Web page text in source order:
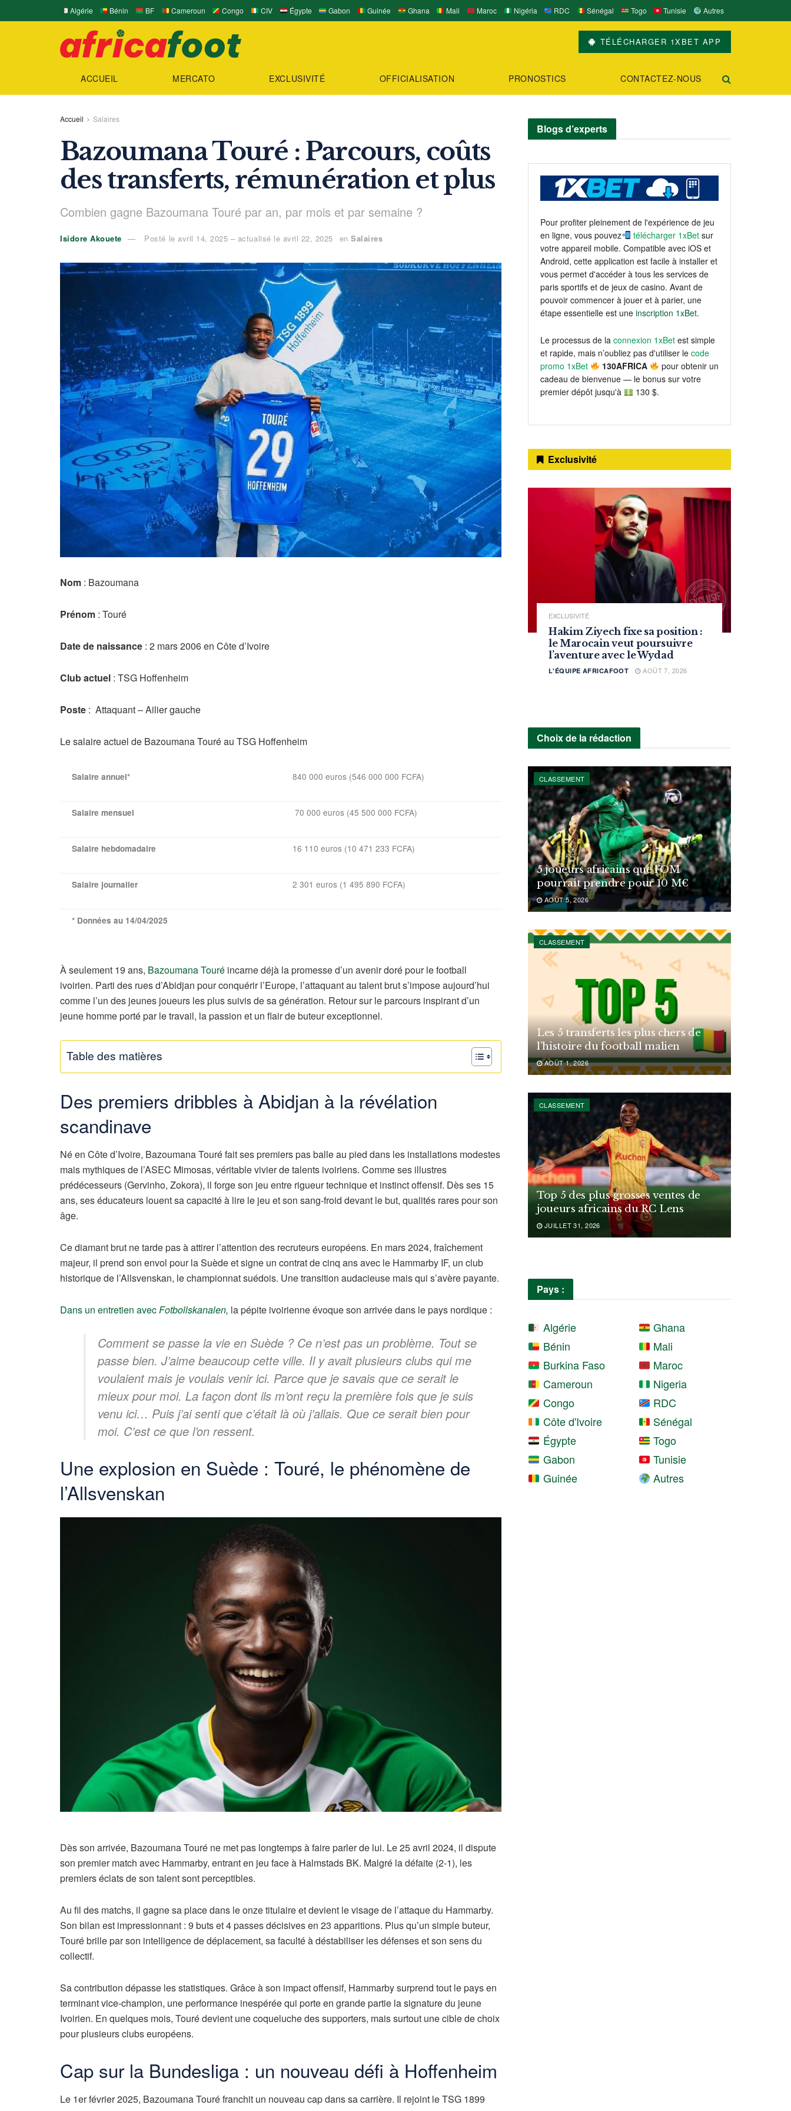
Algérie Bénin BF Cameroun Congo CIV Égypte Gabon Guinée Ghana Mali Maroc Nigéria RDC Sénégal Togo Tunisie Autres
TÉLÉCHARGER 1XBET APP
ACCUEIL MERCATO EXCLUSIVITÉ OFFICIALISATION PRONOSTICS CONTACTEZ-NOUS
Accueil Salaires
Bazoumana Touré : Parcours, coûts
des transferts, rémunération et plus
Combien gagne Bazoumana Touré par an, par mois et par semaine ?
Isidore Akouete Posté le avril 14, 2025 – actualisé le avril 22, 2025 en Salaires
Nom : Bazoumana
Prénom : Touré
Date de naissance : 2 mars 2006 en Côte d’Ivoire
Club actuel : TSG Hoffenheim
Poste : Attaquant – Ailier gauche
Le salaire actuel de Bazoumana Touré au TSG Hoffenheim
Salaire annuel* 840 000 euros (546 000 000 FCFA)
Salaire mensuel 70 000 euros (45 500 000 FCFA)
Salaire hebdomadaire 16 110 euros (10 471 233 FCFA)
Salaire journalier 2 301 euros (1 495 890 FCFA)
* Données au 14/04/2025
À seulement 19 ans, Bazoumana Touré incarne déjà la promesse d’un avenir doré pour le football
ivoirien. Parti des rues d’Abidjan pour conquérir l’Europe, l’attaquant au talent brut s’impose aujourd’hui
comme l’un des jeunes joueurs les plus suivis de sa génération. Retour sur le parcours inspirant d’un
jeune homme porté par le travail, la passion et un flair de buteur exceptionnel.
Table des matières
Des premiers dribbles à Abidjan à la révélation
scandinave
Né en Côte d’Ivoire, Bazoumana Touré fait ses premiers pas balle au pied dans les installations modestes
mais mythiques de l’ASEC Mimosas, véritable vivier de talents ivoiriens. Comme ses illustres
prédécesseurs (Gervinho, Zokora), il forge son jeu entre rigueur technique et instinct offensif. Dès ses 15
ans, ses éducateurs louent sa capacité à lire le jeu et son sang-froid devant le but, qualités rares pour son
âge.
Ce diamant brut ne tarde pas à attirer l’attention des recruteurs européens. En mars 2024, fraîchement
majeur, il prend son envol pour la Suède et signe un contrat de cinq ans avec le Hammarby IF, un club
historique de l’Allsvenskan, le championnat suédois. Une transition audacieuse mais qui s’avère payante.
Dans un entretien avecFotbollskanalen, la pépite ivoirienne évoque son arrivée dans le pays nordique :
Comment se passe la vie en Suède ? Ce n’est pas un problème. Tout se
passe bien. J’aime beaucoup cette ville. Il y avait plusieurs clubs qui me
voulaient mais je voulais venir ici. Parce que je savais que ce serait le
mieux pour moi. La façon dont ils m’ont reçu la première fois que je suis
venu ici… Puis j’ai senti que c’était là où j’allais. Que ce serait bien pour
moi. C’est ce que l’on ressent.
Une explosion en Suède : Touré, le phénomène de
l’Allsvenskan
Dès son arrivée, Bazoumana Touré ne met pas longtemps à faire parler de lui. Le 25 avril 2024, il dispute
son premier match avec Hammarby, entrant en jeu face à Halmstads BK. Malgré la défaite (2-1), les
premiers éclats de son talent sont perceptibles.
Au fil des matchs, il gagne sa place dans le onze titulaire et devient le visage de l’attaque du Hammarby.
Son bilan est impressionnant : 9 buts et 4 passes décisives en 23 apparitions. Plus qu’un simple buteur,
Touré brille par son intelligence de déplacement, sa faculté à déstabiliser les défenses et son sens du
collectif.
Sa contribution dépasse les statistiques. Grâce à son impact offensif, Hammarby surprend tout le pays en
terminant vice-champion, une performance inespérée qui porte en grande partie la signature du jeune
Ivoirien. En quelques mois, Touré devient une coqueluche des supporters, mais surtout une cible de choix
pour plusieurs clubs européens.
Cap sur la Bundesliga : un nouveau défi à Hoffenheim
Le 1er février 2025, Bazoumana Touré franchit un nouveau cap dans sa carrière. Il rejoint le TSG 1899
Blogs d’experts
Pour profiter pleinement de l'expérience de jeu
en ligne, vous pouvez
télécharger 1xBet sur
votre appareil mobile. Compatible avec iOS et
Android, cette application est facile à installer et
vous permet d'accéder à tous les services de
paris sportifs et de jeux de casino. Avant de
pouvoir commencer à jouer et à parier, une
étape essentielle est une inscription 1xBet.
Le processus de la connexion 1xBet est simple
et rapide, mais n’oubliez pas d'utiliser le code
promo 1xBet
130AFRICA
pour obtenir un
cadeau de bienvenue — le bonus sur votre
premier dépôt jusqu'à
130 $.
Exclusivité
EXCLUSIVITÉ
Hakim Ziyech fixe sa position :
le Marocain veut poursuivre
l’aventure avec le Wydad
L'ÉQUIPE AFRICAFOOT AOÛT 7, 2026
Choix de la rédaction
CLASSEMENT
5 joueurs africains que l’OM
pourrait prendre pour 10 M€
AOÛT 5, 2026
CLASSEMENT
Les 5 transferts les plus chers de
l’histoire du football malien
AOÛT 1, 2026
CLASSEMENT
Top 5 des plus grosses ventes de
joueurs africains du RC Lens
JUILLET 31, 2026
Pays :
Algérie
Bénin
Burkina Faso
Cameroun
Congo
Côte d'Ivoire
Égypte
Gabon
Guinée
Ghana
Mali
Maroc
Nigeria
RDC
Sénégal
Togo
Tunisie
Autres